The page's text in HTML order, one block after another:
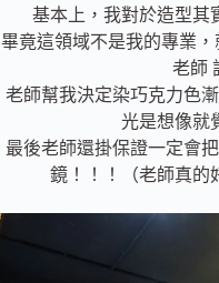
基本上，我對於造型其
畢竟這領域不是我的專業
老師
老師幫我決定染巧克力色
光是想像就
最後老師還掛保證一定會
鏡！！！（老師真的